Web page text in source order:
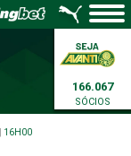
166.067
SÓCIOS
16H00